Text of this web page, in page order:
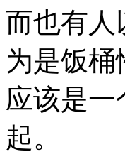
而也有人
为是饭
应该是
起。